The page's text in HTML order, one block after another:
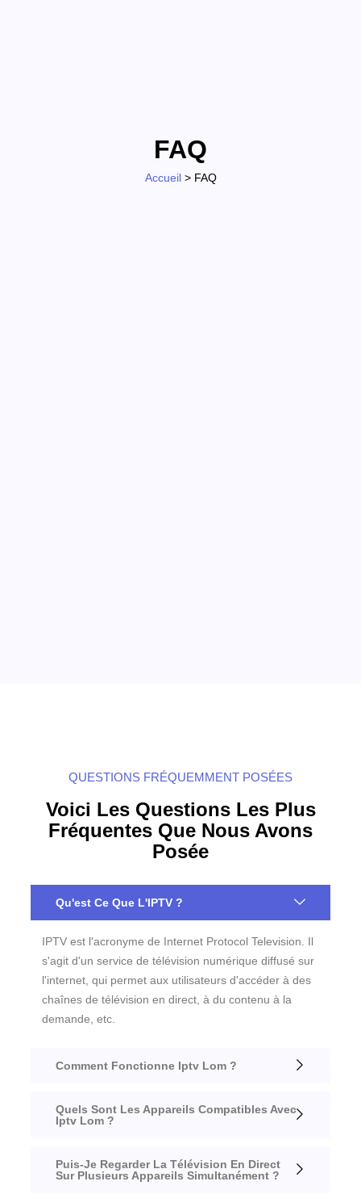
FAQ
Accueil> FAQ
QUESTIONS FRÉQUEMMENT POSÉES
Voici Les Questions Les Plus
Fréquentes Que Nous Avons
Posée
Qu'est Ce Que L'IPTV ?
IPTV est l'acronyme de Internet Protocol Television. Il
s'agit d'un service de télévision numérique diffusé sur
l'internet, qui permet aux utilisateurs d'accéder à des
chaînes de télévision en direct, à du contenu à la
demande, etc.
Comment Fonctionne Iptv Lom ?
Quels Sont Les Appareils Compatibles Avec
Iptv Lom ?
Puis-Je Regarder La Télévision En Direct
Sur Plusieurs Appareils Simultanément ?